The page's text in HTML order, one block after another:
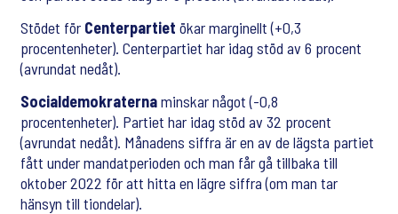
Stödet för Centerpartiet ökar marginellt (+0,3
procentenheter). Centerpartiet har idag stöd av 6 procent
(avrundat nedåt).
Socialdemokraternaminskar något (-0,8
procentenheter). Partiet har idag stöd av 32 procent
(avrundat nedåt). Månadens siffra är en av de lägsta partiet
fått under mandatperioden och man får gå tillbaka till
oktober 2022 för att hitta en lägre siffra (om man tar
hänsyn till tiondelar).